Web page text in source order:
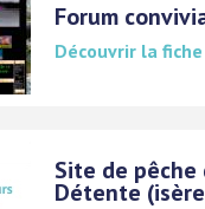
Forum
Découvrir la fiche
Site de
Détente